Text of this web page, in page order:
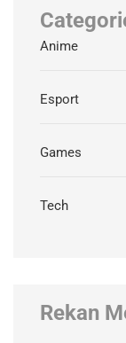
Anime
Esport
Games
Tech
Rekan